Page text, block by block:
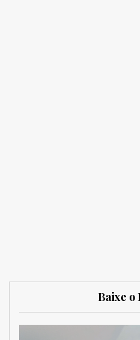
Baixe o